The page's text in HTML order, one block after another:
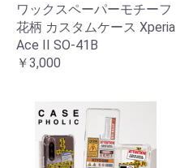
ワックスペーパーモチーフ
花柄 カスタムケース Xperia
Ace II SO-41B
￥3,000